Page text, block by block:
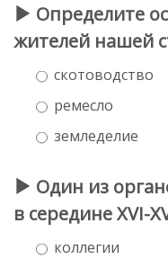
Определите
жителей нашей
скотоводство
ремесло
земледелие
Один из
в середине XVI-
коллегии